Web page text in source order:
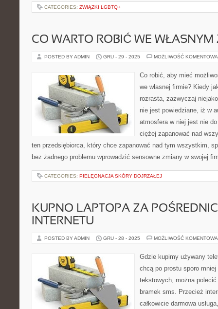
CATEGORIES: ZWIĄZKI LGBTQ+
CO WARTO ROBIĆ WE WŁASNYM
POSTED BY ADMIN GRU - 29 - 2025 MOŻLIWOŚĆ
Co robić, aby mieć
we własnej firmie? Kiedy
rozrasta, zazwyczaj
nie jest powiedziane, iż w
atmosfera w niej jest nie
ciężej zapanować nad
ten przedsiębiorca, który chce zapanować nad tym wszystkim,
bez żadnego problemu wprowadzić sensowne zmiany w swojej
CATEGORIES: PIELĘGNACJA SKÓRY DOJRZAŁEJ
KUPNO LAPTOPA ZA
INTERNETU
POSTED BY ADMIN GRU - 28 - 2025 MOŻLIWOŚĆ
Gdzie kupimy używany
chcą po prostu sporo mniej
tekstowych, można
bramek sms. Przecież
całkowicie darmowa